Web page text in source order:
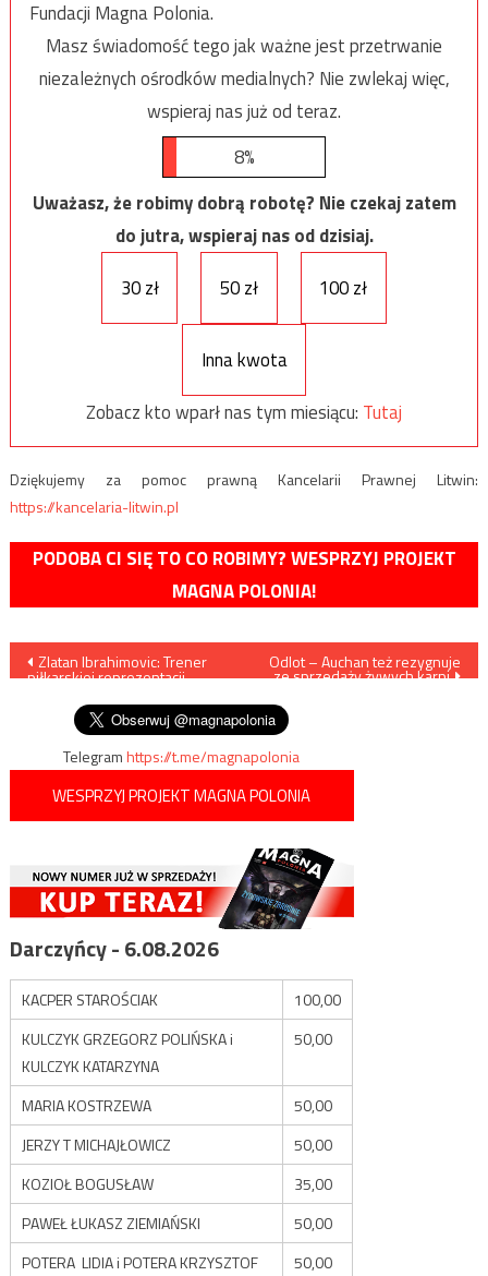
Fundacji Magna Polonia.
Masz świadomość tego jak ważne jest przetrwanie
niezależnych ośrodków medialnych? Nie zwlekaj więc,
wspieraj nas już od teraz.
8%
Uważasz, że robimy dobrą robotę? Nie czekaj zatem
do jutra, wspieraj nas od dzisiaj.
30 zł
50 zł 100 zł
Inna kwota
Zobacz kto wparł nas tym miesiącu: Tutaj
Dziękujemy za pomoc prawną Kancelarii Prawnej Litwin:
https://kancelaria-litwin.pl
PODOBA CI SIĘ TO CO ROBIMY? WESPRZYJ PROJEKT
MAGNA POLONIA!
Nawigacja
wpisu
Zlatan Ibrahimovic: Trener
piłkarskiej reprezentacji
Odlot – Auchan też rezygnuje
ze sprzedaży żywych karpi
Telegramhttps://t.me/magnapolonia
WESPRZYJ PROJEKT MAGNA POLONIA
Darczyńcy - 6.08.2026
KACPER STAROŚCIAK
100,00
KULCZYK GRZEGORZ POLIŃSKA i
KULCZYK KATARZYNA
50,00
MARIA KOSTRZEWA
50,00
JERZY T MICHAJŁOWICZ
50,00
KOZIOŁ BOGUSŁAW
35,00
PAWEŁ ŁUKASZ ZIEMIAŃSKI
50,00
POTERA LIDIA i POTERA KRZYSZTOF
50,00